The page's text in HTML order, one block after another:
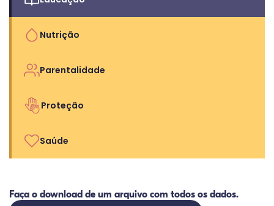
Nutrição
Parentalidade
Proteção
Saúde
Faça o download de um arquivo com todos os dados.